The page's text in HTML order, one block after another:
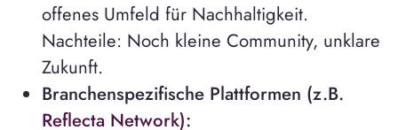
offenes Umfeld für Nachhaltigkeit.
Nachteile: Noch kleine Community, unklare
Zukunft.
Branchenspezifische Plattformen (z.B.
Reflecta Network):